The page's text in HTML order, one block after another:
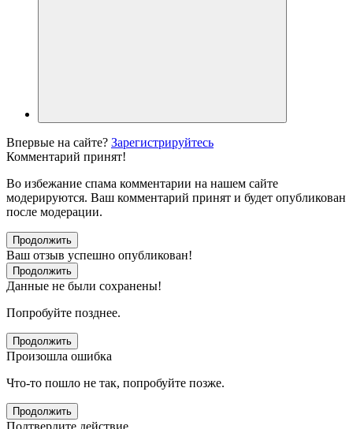
Впервые на сайте? Зарегистрируйтесь
Комментарий принят!
Во избежание спама комментарии на нашем сайте
модерируются. Ваш комментарий принят и будет опубликован
после модерации.
Продолжить
Ваш отзыв успешно опубликован!
Продолжить
Данные не были сохранены!
Попробуйте позднее.
Продолжить
Произошла ошибка
Что-то пошло не так, попробуйте позже.
Продолжить